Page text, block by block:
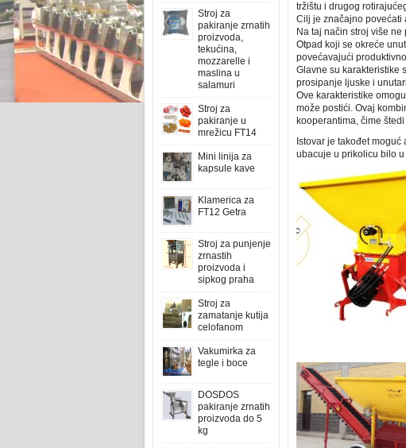
Stroj za
pakiranje zrnatih
proizvoda,
tekućina,
mozzarelle i
maslina u
salamuri
Stroj za
pakiranje u
mrežicu FT14
Mini linija za
kapsule kave
Klamerica za
FT12 Getra
Stroj za punjenje
zrnastih
proizvoda i
sipkog praha
Stroj za
zamatanje kutija
celofanom
Vakumirka za
tegle i boce
DOSDOS
pakiranje zrnatih
proizvoda do 5
kg
tržištu i drugog
Cilj je značajno povećati
Na taj način stroj više
Otpad koji se okreće
povećavajući
Glavne su karakteristike
prosipanje ljuske i
Ove karakteristike
može postići. Ovaj
kooperantima, čime
Istovar je takođet
ubacuje u prikolicu bilo